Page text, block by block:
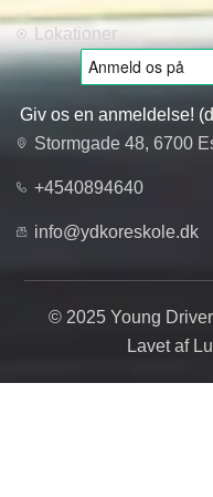
Lokationer
Giv os en anmeldelse!
Stormgade 48, 6700
+4540894640
info@ydkoreskole.dk
© 2025 Young
Lavet af